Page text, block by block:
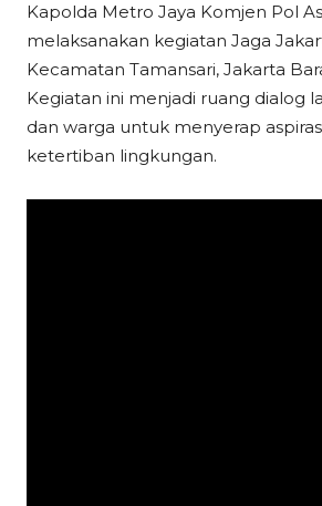
Kapolda Metro Jaya Komjen Pol
melaksanakan kegiatan Jaga
Kecamatan Tamansari, Jakarta
Kegiatan ini menjadi ruang dialog
dan warga untuk menyerap
ketertiban lingkungan.